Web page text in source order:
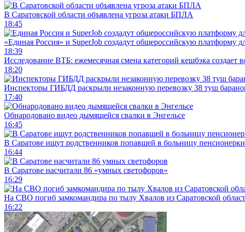
В Саратовской области объявлена угроза атаки БПЛА
18:45
«Единая Россия» и SuperJob создадут общероссийскую платформу
18:39
Исследование ВТБ: ежемесячная смена категорий кешбэка создает
18:20
Инспекторы ГИБДД раскрыли незаконную перевозку 38 туш
17:40
Обнародовано видео дымящейся свалки в Энгельсе
16:45
В Саратове ищут родственников попавшей в больницу пенсионерки
16:44
В Саратове насчитали 86 «умных светофоров»
16:29
На СВО погиб замкомандира по тылу Хвалов из Саратовской
16:22